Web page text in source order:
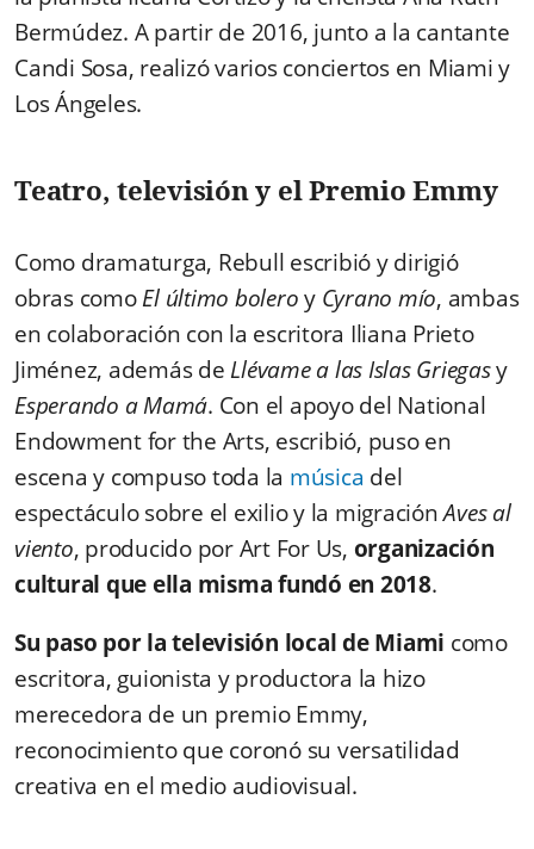
Bermúdez. A partir de 2016, junto a la cantante
Candi Sosa, realizó varios conciertos en Miami y
Los Ángeles.
Teatro, televisión y el Premio Emmy
Como dramaturga, Rebull escribió y dirigió
obras comoEl último boleroy Cyrano mío, ambas
en colaboración con la escritora Iliana Prieto
Jiménez, además de Llévame a las Islas Griegasy
Esperando a Mamá. Con el apoyo del National
Endowment for the Arts, escribió, puso en
escena y compuso toda la música del
espectáculo sobre el exilio y la migraciónAves al
viento, producido por Art For Us, organización
cultural que ella misma fundó en 2018.
Su paso por la televisión local de Miami como
escritora, guionista y productora la hizo
merecedora de un premio Emmy,
reconocimiento que coronó su versatilidad
creativa en el medio audiovisual.